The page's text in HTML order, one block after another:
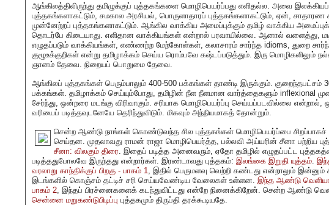
ஆங்கிலத்திலிருந்து தமிழுக்குப் புத்தகங்களை மொழிபெயர்ப்பது எளிதல்ல. அவை இலக்கியப்
புத்தகங்களாகட்டும், சமகால அரசியல், பொருளாதாரப் புத்தகங்களாகட்டும், ஏன், சாதாரண
முன்னேற்றப் புத்தகங்களாகட்டும். ஆங்கில வாக்கிய அமைப்புக்கும் தமிழ் வாக்கிய
தொடர்பே கிடையாது. எளிதான வாக்கியங்கள் என்றால் பரவாயில்லை. ஆனால் வளைத்து,
எழுதப்படும் வாக்கியங்கள், எண்ணற்ற மேற்கோள்கள், கலாசாரம் சார்ந்த idioms, துறை
குழூஉக்குறிகள் என்று தமிழாக்கம் செய்ய ரொம்பவே கஷ்டப்படுத்தும். இரு மொழிகளிலும்
ஞானம் தேவை. நிறையப் பொறுமை தேவை.
ஆங்கிலப் புத்தகங்கள் பெரும்பாலும் 400-500 பக்கங்கள் தாண்டி இருக்கும். குறைந்தபட்சம்
பக்கங்கள். தமிழாக்கம் செய்யும்போது, தமிழின் நீள நீளமான வார்த்தைகளும் inflexional
சேர்ந்து, ஒன்றரை மடங்கு விரிவாகும். சரியாக மொழிபெயர்ப்பு செய்யப்படவில்லை என்றால்,
வரியைப் படித்தவுடனேயே தெரிந்துவிடும். மிகவும் அந்நியமாகத் தோன்றும்.
சென்ற ஆண்டு நாங்கள் கொண்டுவந்த சில புத்தகங்கள் மொழிபெயர்ப்பை சிறப்பாகச்
செய்தன. முதலாவது ராமன் ராஜா மொழிபெயர்த்த, பல்லவி அய்யரின் சீனா பற்றிய
சீனா: விலகும் திரை . இதைப் படித்த அனைவரும், ஏதோ தமிழில் எழுதப்பட்ட
படித்ததுபோலவே இருந்தது என்றார்கள். இரண்டாவது புத்தகம்: இலங்கை இறுதி யுத்தம்
வரலாறு காந்திக்குப் பிறகு - பாகம் 1
, இதில் பெருமளவு வெற்றி கண்டது என்றாலும் இன்னும்
இடங்களில் கொஞ்சம் தட்டிச் சரி செய்யவேண்டிய வேலைகள் உள்ளன. இந்த ஆண்டு
பாகம் 2 , இந்தப் பிரச்னைகளைக் கடந்துவிட்டது என்றே நினைக்கிறேன். சென்ற ஆண்டு
சென்னை மறுகண்டுபிடிப்பு புத்தகமும் திருப்தி தரக்கூடியதே.